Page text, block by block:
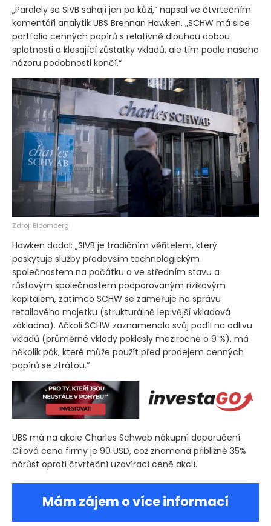
„Paralely se SIVB sahají jen po kůži,“ napsal ve čtvrtečním
komentáři analytik UBS Brennan Hawken. „SCHW má sice
portfolio cenných papírů s relativně dlouhou dobou
splatnosti a klesající zůstatky vkladů, ale tím podle našeho
názoru podobnosti končí.“
Zdroj: Bloomberg
Hawken dodal: „SIVB je tradičním věřitelem, který
poskytuje služby především technologickým
společnostem na počátku a ve středním stavu a
růstovým společnostem podporovaným rizikovým
kapitálem, zatímco SCHW se zaměřuje na správu
retailového majetku (strukturálně lepivější vkladová
základna). Ačkoli SCHW zaznamenala svůj podíl na odlivu
vkladů (průměrné vklady poklesly meziročně o 9 %), má
několik pák, které může použít před prodejem cenných
papírů se ztrátou.“
UBS má na akcie Charles Schwab nákupní doporučení.
Cílová cena firmy je 90 USD, což znamená přibližně 35%
nárůst oproti čtvrteční uzavírací ceně akcií.
Mám zájem o více informací